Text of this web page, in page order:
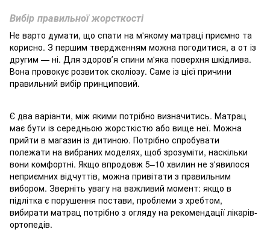
Вибір правильної жорсткості
Не варто думати, що спати на м'якому матраці приємно та
корисно. З першим твердженням можна погодитися, а от із
другим — ні. Для здоровʼя спини м'яка поверхня шкідлива.
Вона провокує розвиток сколіозу. Саме із цієї причини
правильний вибір принциповий.
Є два варіанти, між якими потрібно визначитись. Матрац
має бути із середньою жорсткістю або вище неї. Можна
прийти в магазин із дитиною. Потрібно спробувати
полежати на вибраних моделях, щоб зрозуміти, наскільки
вони комфортні. Якщо впродовж 5–10 хвилин не з'явилося
неприємних відчуттів, можна привітати з правильним
вибором. Зверніть увагу на важливий момент: якщо в
підлітка є порушення постави, проблеми з хребтом,
вибирати матрац потрібно з огляду на рекомендації лікарів-
ортопедів.